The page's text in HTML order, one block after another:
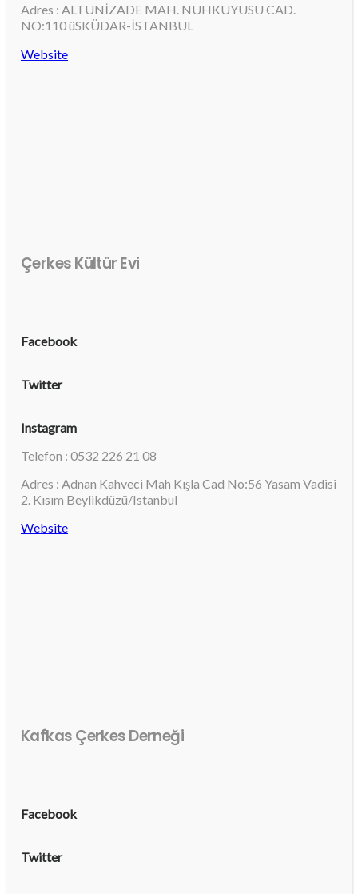
Adres : ALTUNİZADE MAH. NUHKUYUSU CAD.
NO:110 üSKÜDAR-İSTANBUL
Website
Çerkes Kültür Evi
Facebook
Twitter
Instagram
Telefon : 0532 226 21 08
Adres : Adnan Kahveci Mah Kışla Cad No:56 Yasam Vadisi
2. Kısım Beylikdüzü/Istanbul
Website
Kafkas Çerkes Derneği
Facebook
Twitter